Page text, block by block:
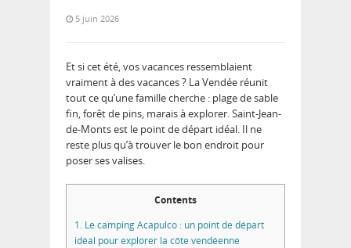
5 juin 2026
Et si cet été, vos vacances ressemblaient
vraiment à des vacances ? La Vendée réunit
tout ce qu’une famille cherche : plage de sable
fin, forêt de pins, marais à explorer. Saint-Jean-
de-Monts est le point de départ idéal. Il ne
reste plus qu’à trouver le bon endroit pour
poser ses valises.
Contents
1. Le camping Acapulco : un point de départ
idéal pour explorer la côte vendéenne